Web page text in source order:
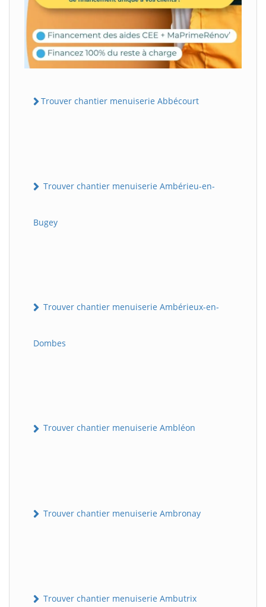
Trouver chantier menuiserie Abbécourt
Trouver chantier menuiserie Ambérieu-en-
Bugey
Trouver chantier menuiserie Ambérieux-en-
Dombes
Trouver chantier menuiserie Ambléon
Trouver chantier menuiserie Ambronay
Trouver chantier menuiserie Ambutrix